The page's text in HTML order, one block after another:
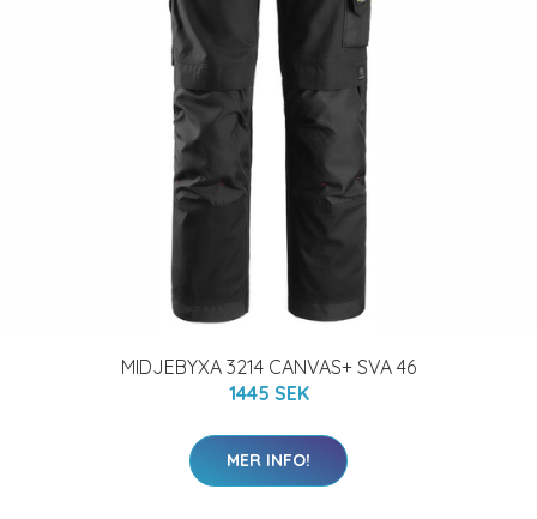
MIDJEBYXA 3214 CANVAS+ SVA 46
1445 SEK
MER INFO!